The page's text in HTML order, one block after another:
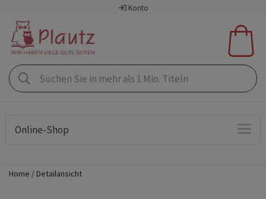
Konto
Online-Shop
Home Detailansicht